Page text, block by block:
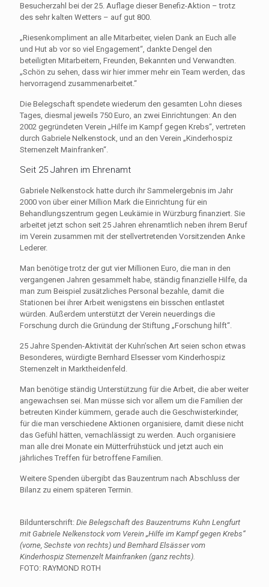
Besucherzahl bei der 25. Auflage dieser Benefiz-Aktion – trotz
des sehr kalten Wetters – auf gut 800.
„Riesenkompliment an alle Mitarbeiter, vielen Dank an Euch alle
und Hut ab vor so viel Engagement“, dankte Dengel den
beteiligten Mitarbeitern, Freunden, Bekannten und Verwandten.
„Schön zu sehen, dass wir hier immer mehr ein Team werden, das
hervorragend zusammenarbeitet.“
Die Belegschaft spendete wiederum den gesamten Lohn dieses
Tages, diesmal jeweils 750 Euro, an zwei Einrichtungen: An den
2002 gegründeten Verein „Hilfe im Kampf gegen Krebs“, vertreten
durch Gabriele Nelkenstock, und an den Verein „Kinderhospiz
Sternenzelt Mainfranken“.
Seit 25 Jahren im Ehrenamt
Gabriele Nelkenstock hatte durch ihr Sammelergebnis im Jahr
2000 von über einer Million Mark die Einrichtung für ein
Behandlungszentrum gegen Leukämie in Würzburg finanziert. Sie
arbeitet jetzt schon seit 25 Jahren ehrenamtlich neben ihrem Beruf
im Verein zusammen mit der stellvertretenden Vorsitzenden Anke
Lederer.
Man benötige trotz der gut vier Millionen Euro, die man in den
vergangenen Jahren gesammelt habe, ständig finanzielle Hilfe, da
man zum Beispiel zusätzliches Personal bezahle, damit die
Stationen bei ihrer Arbeit wenigstens ein bisschen entlastet
würden. Außerdem unterstützt der Verein neuerdings die
Forschung durch die Gründung der Stiftung „Forschung hilft“.
25 Jahre Spenden-Aktivität der Kuhn’schen Art seien schon etwas
Besonderes, würdigte Bernhard Elsesser vom Kinderhospiz
Sternenzelt in Marktheidenfeld.
Man benötige ständig Unterstützung für die Arbeit, die aber weiter
angewachsen sei. Man müsse sich vor allem um die Familien der
betreuten Kinder kümmern, gerade auch die Geschwisterkinder,
für die man verschiedene Aktionen organisiere, damit diese nicht
das Gefühl hätten, vernachlässigt zu werden. Auch organisiere
man alle drei Monate ein Mütterfrühstück und jetzt auch ein
jährliches Treffen für betroffene Familien.
Weitere Spenden übergibt das Bauzentrum nach Abschluss der
Bilanz zu einem späteren Termin.
Bildunterschrift: Die Belegschaft des Bauzentrums Kuhn Lengfurt
mit Gabriele Nelkenstock vom Verein „Hilfe im Kampf gegen Krebs“
(vorne, Sechste von rechts) und Bernhard Elsässer vom
Kinderhospiz Sternenzelt Mainfranken (ganz rechts).
FOTO: RAYMOND ROTH